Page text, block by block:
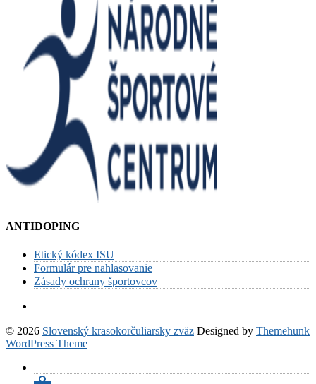
ANTIDOPING
Etický kódex ISU
Formulár pre nahlasovanie
Zásady ochrany športovcov
© 2026 Slovenský krasokorčuliarsky zväz Designed by Themehunk
WordPress Theme